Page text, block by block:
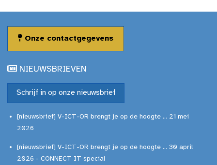
Onze contactgegevens
NIEUWSBRIEVEN
Schrijf in op onze nieuwsbrief
[nieuwsbrief] V-ICT-OR brengt je op de hoogte ... 21 mei
2026
[nieuwsbrief] V-ICT-OR brengt je op de hoogte ... 30 april
2026 - CONNECT IT special